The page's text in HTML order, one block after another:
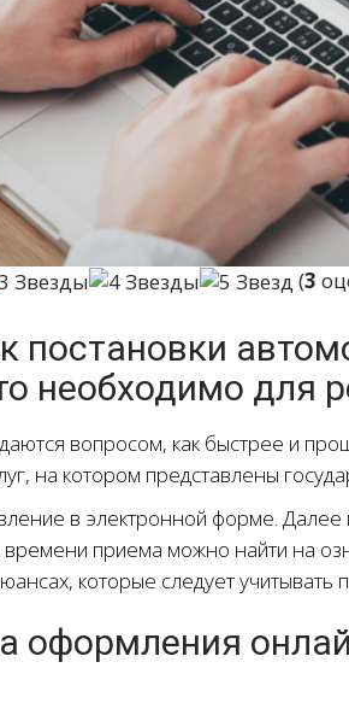
(3
постановки
необходимо для
вопросом, как быстрее и
на котором представлены
в электронной форме.
приема можно найти на
которые следует учитывать
оформления